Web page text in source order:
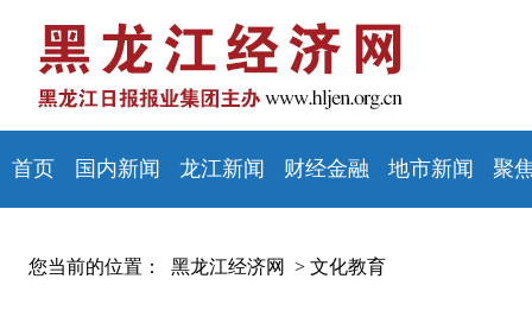
首页 国内新闻 龙江新闻 财经金融 地市新闻 聚
您当前的位置： 黑龙江经济网 > 文化教育